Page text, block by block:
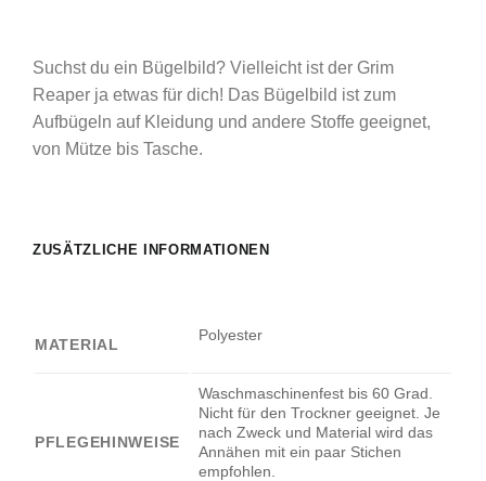
Suchst du ein Bügelbild? Vielleicht ist der Grim
Reaper ja etwas für dich! Das Bügelbild ist zum
Aufbügeln auf Kleidung und andere Stoffe geeignet,
von Mütze bis Tasche.
ZUSÄTZLICHE INFORMATIONEN
MATERIAL
Polyester
PFLEGEHINWEISE
Waschmaschinenfest bis 60 Grad.
Nicht für den Trockner geeignet. Je
nach Zweck und Material wird das
Annähen mit ein paar Stichen
empfohlen.